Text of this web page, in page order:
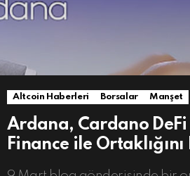
Altcoin Haberleri Borsalar Manşet
Ardana, Cardano
Finance ile